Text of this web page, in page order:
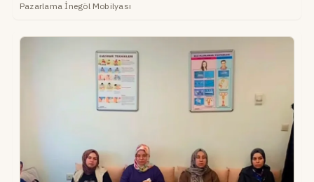
Pazarlama İnegöl Mobilyası